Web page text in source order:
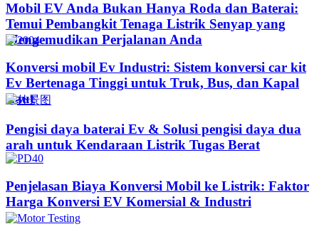
Mobil EV Anda Bukan Hanya Roda dan Baterai:
Temui Pembangkit Tenaga Listrik Senyap yang
Mengemudikan Perjalanan Anda
Konversi mobil Ev Industri: Sistem konversi car kit
Ev Bertenaga Tinggi untuk Truk, Bus, dan Kapal
Laut
Pengisi daya baterai Ev & Solusi pengisi daya dua
arah untuk Kendaraan Listrik Tugas Berat
Penjelasan Biaya Konversi Mobil ke Listrik: Faktor
Harga Konversi EV Komersial & Industri